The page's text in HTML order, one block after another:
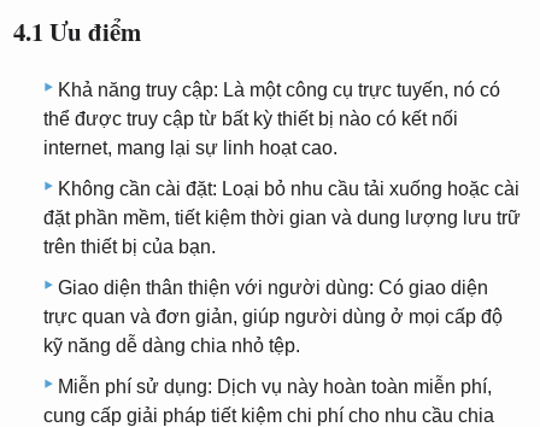
4.1 Ưu điểm
Khả năng truy cập: Là một công cụ trực tuyến, nó có
thể được truy cập từ bất kỳ thiết bị nào có kết nối
internet, mang lại sự linh hoạt cao.
Không cần cài đặt: Loại bỏ nhu cầu tải xuống hoặc cài
đặt phần mềm, tiết kiệm thời gian và dung lượng lưu trữ
trên thiết bị của bạn.
Giao diện thân thiện với người dùng: Có giao diện
trực quan và đơn giản, giúp người dùng ở mọi cấp độ
kỹ năng dễ dàng chia nhỏ tệp.
Miễn phí sử dụng: Dịch vụ này hoàn toàn miễn phí,
cung cấp giải pháp tiết kiệm chi phí cho nhu cầu chia